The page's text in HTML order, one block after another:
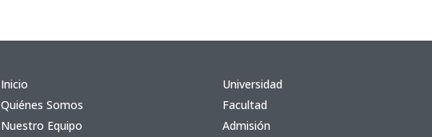
Inicio
Quiénes Somos
Nuestro Equipo
Universidad
Facultad
Admisión